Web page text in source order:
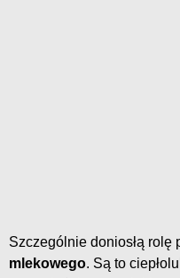
Szczególnie doniosłą rolę
mlekowego. Są to